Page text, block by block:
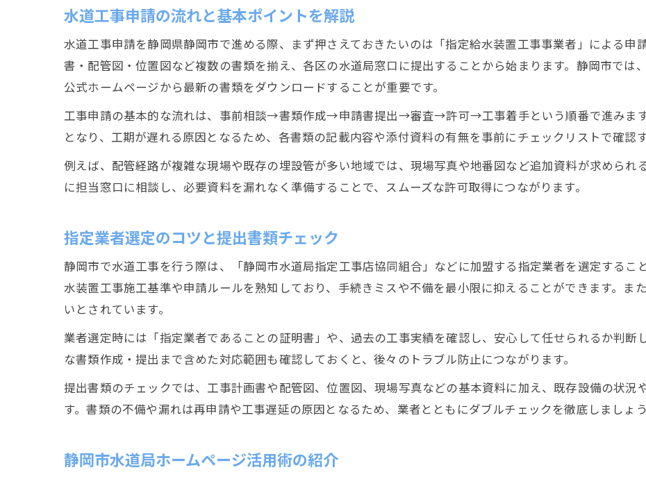
申請手続きで注意すべき書類作成ポイント
静岡市下水道申請と同時進行のコツ
水道工事指定業者の選び方と注意点を解説
水道工事指定業者選定時の確認事項まとめ
静岡市水道局指定工事店協同組合の活用法
信頼できる水道工事業者選びの基準とは
指定業者と進める水道工事申請のポイント
下水道工事と水道工事申請の連携ポイント
下水道申請の注意点と再提出予防策
給水装置工事施工基準の重要ポイント解説
水道工事申請の流れと基本ポイントを解説
水道工事申請を静岡県静岡市で進める際、まず押さえておきたいのは「指定給水装置工事事業者」による申
書・配管図・位置図など複数の書類を揃え、各区の水道局窓口に提出することから始まります。静岡市では
公式ホームページから最新の書類をダウンロードすることが重要です。
工事申請の基本的な流れは、事前相談→書類作成→申請書提出→審査→許可→工事着手という順番で進みま
となり、工期が遅れる原因となるため、各書類の記載内容や添付資料の有無を事前にチェックリストで確認
例えば、配管経路が複雑な現場や既存の埋設管が多い地域では、現場写真や地番図など追加資料が求められ
に担当窓口に相談し、必要資料を漏れなく準備することで、スムーズな許可取得につながります。
指定業者選定のコツと提出書類チェック
静岡市で水道工事を行う際は、「静岡市水道局指定工事店協同組合」などに加盟する指定業者を選定するこ
水装置工事施工基準や申請ルールを熟知しており、手続きミスや不備を最小限に抑えることができます。ま
いとされています。
業者選定時には「指定業者であることの証明書」や、過去の工事実績を確認し、安心して任せられるか判断
な書類作成・提出まで含めた対応範囲も確認しておくと、後々のトラブル防止につながります。
提出書類のチェックでは、工事計画書や配管図、位置図、現場写真などの基本資料に加え、既存設備の状況
す。書類の不備や漏れは再申請や工事遅延の原因となるため、業者とともにダブルチェックを徹底しましょう
静岡市水道局ホームページ活用術の紹介